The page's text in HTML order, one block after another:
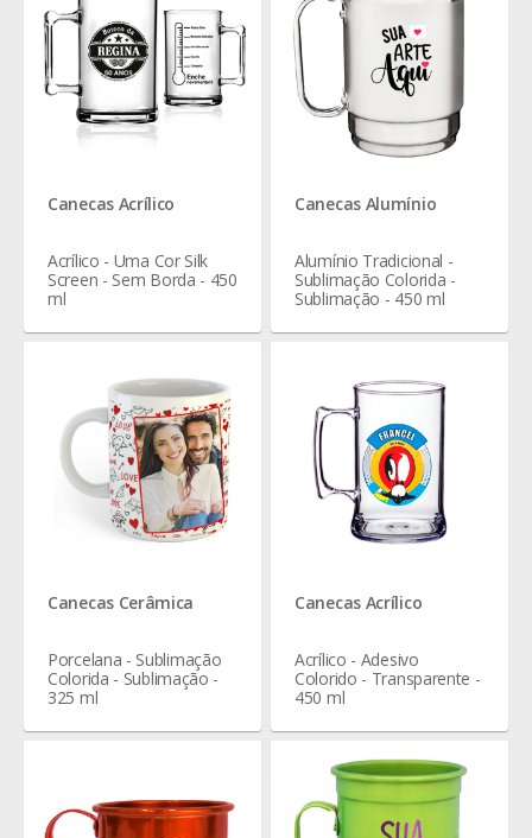
Canecas Acrílico
Acrílico - Uma Cor Silk
Screen - Sem Borda - 450
ml
Canecas Alumínio
Alumínio Tradicional -
Sublimação Colorida -
Sublimação - 450 ml
Canecas Cerâmica
Porcelana - Sublimação
Colorida - Sublimação -
325 ml
Canecas Acrílico
Acrílico - Adesivo
Colorido - Transparente -
450 ml